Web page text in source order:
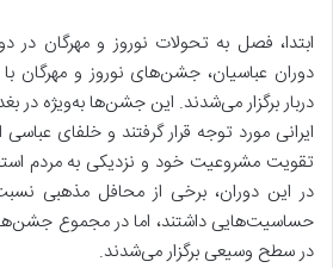
ابتدا، فصل به تحولات نوروز و مهرگان در
دوران عباسیان، جشن‌های نوروز و
دربار برگزار می‌شدند. این جشن‌ها به‌ویژه در
ایرانی مورد توجه قرار گرفتند و خلفای عباسی
تقویت مشروعیت خود و نزدیکی به مردم
در این دوران، برخی از محافل مذهبی
حساسیت‌هایی داشتند، اما در مجموع
در سطح وسیعی برگزار می‌شدند.